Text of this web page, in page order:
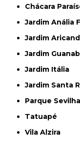
Chácara
Jardim Anália
Jardim
Jardim
Jardim Itália
Jardim Santa
Parque Sevilha
Tatuapé
Vila Alzira